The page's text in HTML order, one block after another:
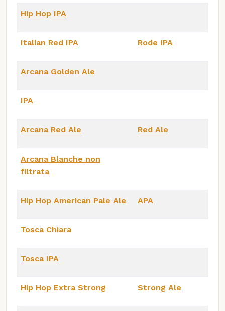
Hip Hop IPA
Italian Red IPA Rode IPA
Arcana Golden Ale
IPA
Arcana Red Ale Red Ale
Arcana Blanche non
filtrata
Hip Hop American Pale Ale APA
Tosca Chiara
Tosca IPA
Hip Hop Extra Strong Strong Ale